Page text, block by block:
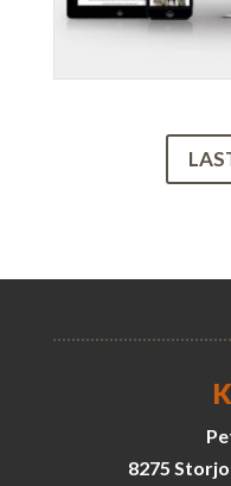
8275